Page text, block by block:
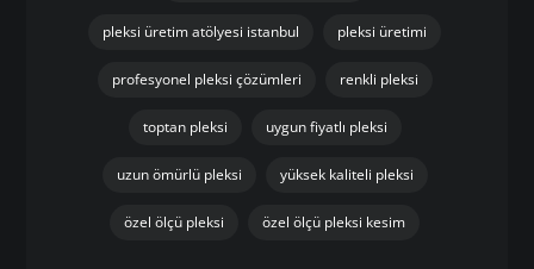
pleksi üretim atölyesi istanbul pleksi üretimi
profesyonel pleksi çözümleri renkli pleksi
toptan pleksi uygun fiyatlı pleksi
uzun ömürlü pleksi yüksek kaliteli pleksi
özel ölçü pleksi özel ölçü pleksi kesim